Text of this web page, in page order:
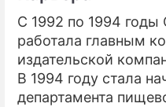
С 1992 по 1994
работала главным
издательской
В 1994 году стала
департамента